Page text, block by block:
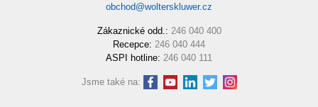
obchod@wolterskluwer.cz
Zákaznické odd.: 246 040 400
Recepce: 246 040 444
ASPI hotline: 246 040 111
Jsme také na: